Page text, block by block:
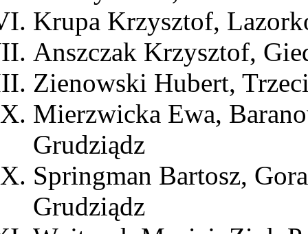
Krupa Krzysztof,
Anszczak Krzysztof,
Zienowski Hubert,
Mierzwicka Ewa,
Grudziądz
Springman Bartosz,
Grudziądz